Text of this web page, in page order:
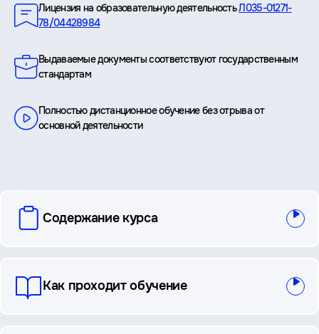
Лицензия на образовательную деятельностьЛ035-01271-
78/04428984
Выдаваемые документы соответствуют государственным
стандартам
Полностью дистанционное обучение без отрыва от
основной деятельности
вопросы
Содержание курса
Как проходит обучение